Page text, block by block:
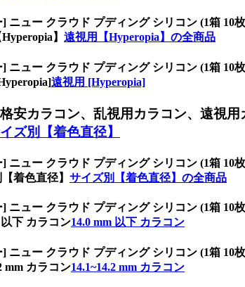
] ニュー クラウド プディング シリコン (1箱
】 遠視用【Hyperopia】の全商品
] ニュー クラウド プディング シリコン (1箱
遠視用 [Hyperopia]
安カラコン、乱視用カラコン、遠視
ズ別【着色直径】
] ニュー クラウド プディング シリコン (1箱
着色直径】 サイズ別【着色直径】の全商品
] ニュー クラウド プディング シリコン (1箱
下 カラコン14.0 mm 以下 カラコン
] ニュー クラウド プディング シリコン (1箱
mm カラコン14.1~14.2 mm カラコン